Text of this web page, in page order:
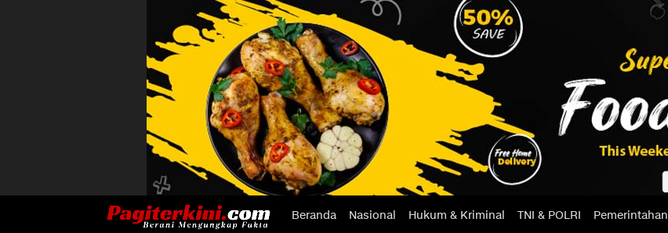
Beranda Nasional Hukum & Kriminal TNI & POLRI Pemerintahan